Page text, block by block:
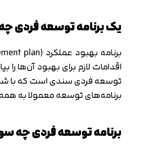
یک برنامه توسعه فردی چه
اقدامات لازم برای بهبود آن‌ها
توسعه فردی سندی است که با
برنامه‌های توسعه معمولا به
برنامه توسعه فردی چه